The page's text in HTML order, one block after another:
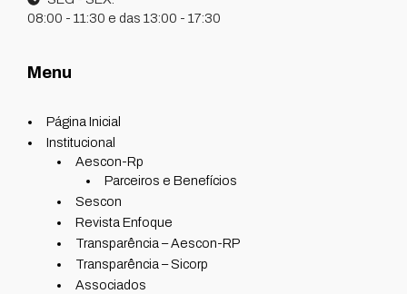
08:00 - 11:30 e das 13:00 - 17:30
Menu
Página Inicial
Institucional
Aescon-Rp
Parceiros e Benefícios
Sescon
Revista Enfoque
Transparência – Aescon-RP
Transparência – Sicorp
Associados